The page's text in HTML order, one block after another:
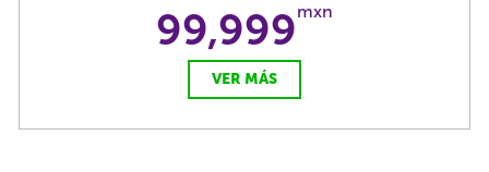
99,999mxn
VER MÁS